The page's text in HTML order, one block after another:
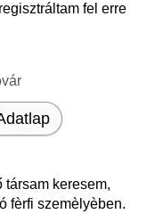
fel erre
társam keresem,
fèrfi szemèlyèben.